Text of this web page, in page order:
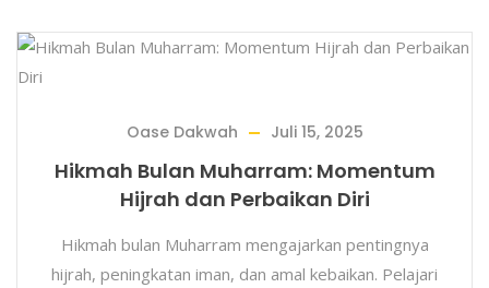
Oase Dakwah Juli 15, 2025
Hikmah Bulan Muharram: Momentum
Hijrah dan Perbaikan Diri
Hikmah bulan Muharram mengajarkan pentingnya
hijrah, peningkatan iman, dan amal kebaikan. Pelajari